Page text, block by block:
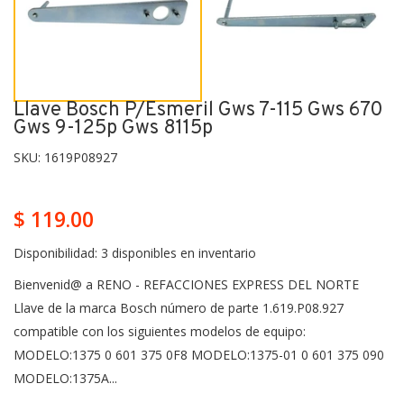
Llave Bosch P/esmeril Gws 7-115 Gws 670
Gws 9-125p Gws 8115p
SKU: 1619P08927
$ 119.00
Disponibilidad: 3 disponibles en inventario
Bienvenid@ a RENO - REFACCIONES EXPRESS DEL NORTE
Llave de la marca Bosch número de parte 1.619.P08.927
compatible con los siguientes modelos de equipo:
MODELO:1375 0 601 375 0F8 MODELO:1375-01 0 601 375 090
MODELO:1375A...